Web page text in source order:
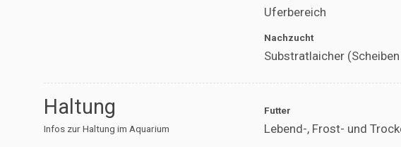
Uferbereich
Nachzucht
Substratlaicher
Haltung
Infos zur Haltung im Aquarium
Futter
Lebend-, Frost- und